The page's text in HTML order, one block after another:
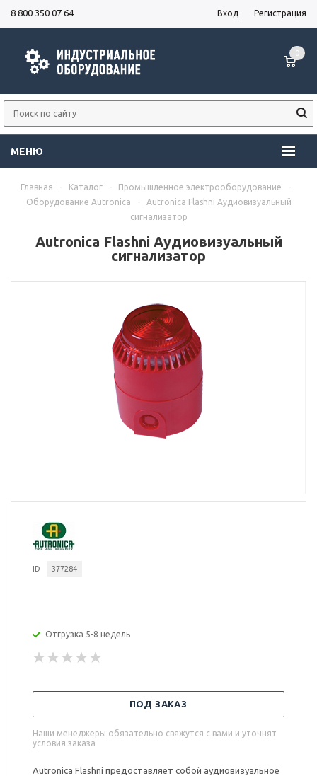
8 800 350 07 64 Вход Регистрация
МЕНЮ
0
Главная - Каталог - Промышленное электрооборудование
-
Оборудование Autronica
-
Autronica Flashni Аудиовизуальный
сигнализатор
Autronica Flashni Аудиовизуальный
сигнализатор
ID 377284
Отгрузка 5-8 недель
ПОД ЗАКАЗ
Наши менеджеры обязательно свяжутся с вами и уточнят
условия заказа
Autronica Flashni предоставляет собой аудиовизуальное